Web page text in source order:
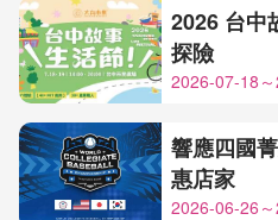
2026 台中
探險
2026-07-18
響應四國
惠店家
2026-06-26